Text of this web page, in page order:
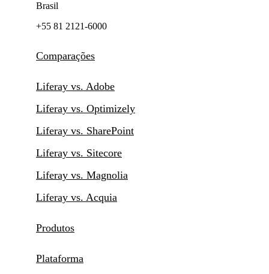
Brasil
+55 81 2121-6000
Comparações
Liferay vs. Adobe
Liferay vs. Optimizely
Liferay vs. SharePoint
Liferay vs. Sitecore
Liferay vs. Magnolia
Liferay vs. Acquia
Produtos
Plataforma